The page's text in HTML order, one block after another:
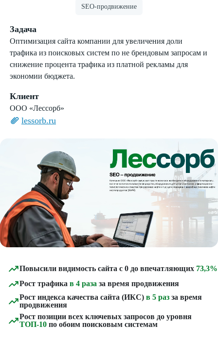
SEO-продвижение
Задача
Оптимизация сайта компании для увеличения доли
трафика из поисковых систем по не брендовым запросам и
снижение процента трафика из платной рекламы для
экономии бюджета.
Клиент
ООО «Лессорб»
lessorb.ru
Повысили видимость сайта с 0 до впечатляющих 73,3%
Рост трафика в 4 раза за время продвижения
Рост индекса качества сайта (ИКС) в 5 раз за время
продвижения
Рост позиции всех ключевых запросов до уровня
ТОП-10 по обоим поисковым системам